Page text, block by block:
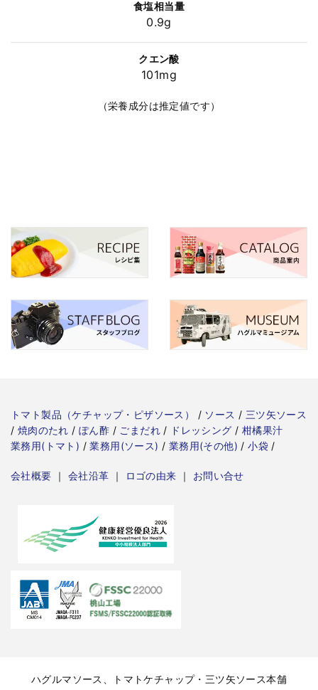
食塩相当量
0.9g
クエン酸
101mg
（栄養成分は推定値です）
トマト製品（ケチャップ・ピザソース） / ソース / 三ツ矢ソース
/ 焼肉のたれ /ぽん酢 / ごまだれ / ドレッシング / 柑橘果汁
業務用(トマト) /業務用(ソース) / 業務用(その他) /小袋 /
会社概要 ｜ 会社沿革 ｜ ロゴの由来 ｜ お問い合せ
ハグルマソース、トマトケチャップ・三ツ矢ソース本舗